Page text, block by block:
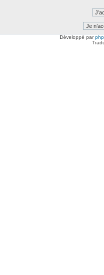
Développé par